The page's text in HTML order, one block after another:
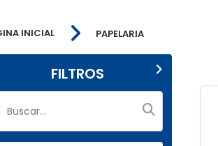
INICIAL PAPELARIA
FILTROS